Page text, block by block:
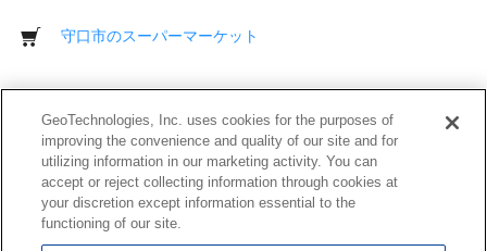
守口市のスーパーマーケット
守口市のショッピングモール
守口市のディスカウントストア
守口市のアウトレットモール
GeoTechnologies, Inc. uses cookies for the purposes of
improving the convenience and quality of our site and for
utilizing information in our marketing activity. You can
accept or reject collecting information through cookies at
your discretion except information essential to the
functioning of our site.